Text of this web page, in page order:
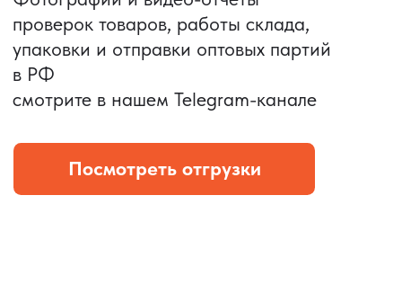
зарядным, без коробки
и ложемента (эвы).
15w.
Комплект: устройство +
провод Type C.
КОНТРОЛЬ КАЧЕСТВА
Проверка по ТЗ включает:
— измерения размеров